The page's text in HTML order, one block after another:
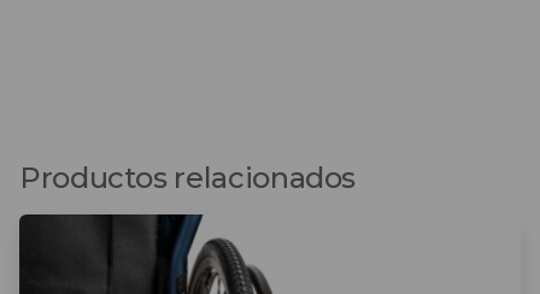
Productos relacionados